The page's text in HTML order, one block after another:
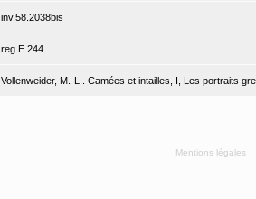
inv.58.2038bis
reg.E.244
Vollenweider, M.-L.. Camées et intailles, I, Les portraits
Mentions légales